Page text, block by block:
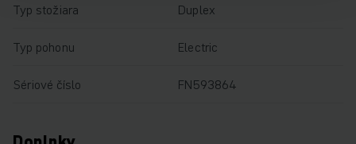
Typ stožiara Duplex
Typ pohonu Electric
Sériové číslo FN593864